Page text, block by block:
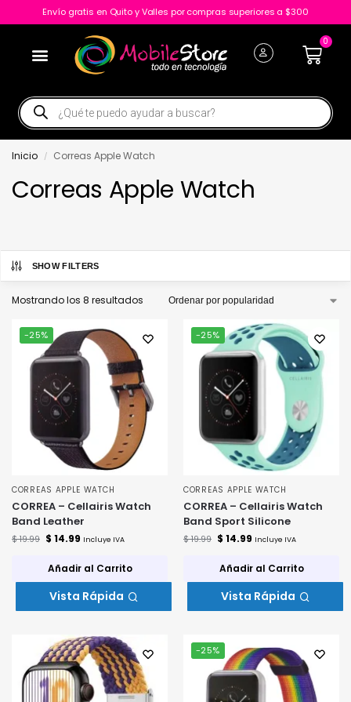
Envío gratis en Quito y Valles por compras superiores a $300
0
Inicio / Correas Apple Watch
Correas Apple Watch
SHOW FILTERS
Mostrando los 8 resultados
-25%
CORREAS APPLE WATCH
CORREA – Cellairis Watch
Band Leather
$19.99 $ 14.99 Incluye IVA
Añadir al Carrito
Vista Rápida
-25%
CORREAS APPLE WATCH
CORREA – Cellairis Watch
Band Sport Silicone
$19.99 $ 14.99 Incluye IVA
Añadir al Carrito
Vista Rápida
-25%